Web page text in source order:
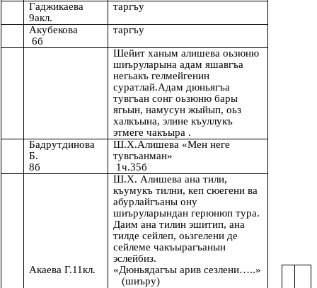
Гаджикаева
9акл.
таргъу
Акубекова
6б
таргъу
Шейит ханым алишева оьзюню
шиъруларына адам яшавгъа
негьакъ гелмейгенин
суратлай.Адам дюньягъа
тувгъан сонг оьзюню бары
ягьын, намусун жыйып, оьз
халкъына, элине къуллукъ
этмеге чакъыра .
Бадрутдинова
Б.
8б
Ш.Х.Алишева «Мен неге
тувгъанман»
1ч.35б
Ш.Х. Алишева ана тили,
къумукъ тилни, кеп сюегени ва
абурлайгъаны ону
шиъруларындан герюнюп тура.
Даим ана тилин эшитип, ана
тилде сейлеп, оьзгелени де
сейлеме чакъырагъанын
эслейбиз.
Акаева Г.11кл.
«Дюньядагъы арив сезлени…..»
(шиъру)